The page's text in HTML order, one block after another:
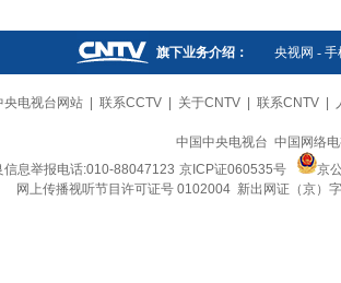
旗下业务介绍： 央视网 -手
央电视台网站 联系CCTV 关于CNTV 联系CNTV
中国中央电视台 中国网络
信息举报电话:010-88047123 京ICP证060535号
京
网上传播视听节目许可证号 0102004 新出网证（京）